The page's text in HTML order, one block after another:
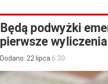
Będą podwyżki
pierwsze wyliczenia
Dodano: 22 lipca 6:30